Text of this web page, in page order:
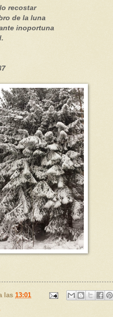
recostar
de la luna
inoportuna
las 13:01